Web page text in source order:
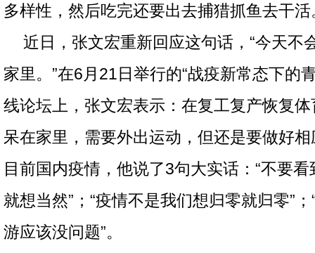
多样性，然后吃完还要出去捕猎抓鱼去干活
近日，张文宏重新回应这句话，“今天不
家里。”在6月21日举行的“战疫新常态下的
线论坛上，张文宏表示：在复工复产恢复
呆在家里，需要外出运动，但还是要做好
目前国内疫情，他说了3句大实话：“不要
就想当然”；“疫情不是我们想归零就归零”
游应该没问题”。